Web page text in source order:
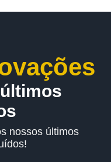
nossos últimos